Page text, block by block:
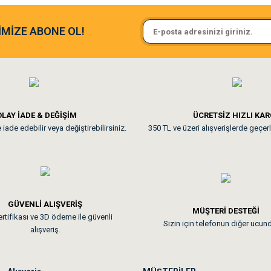
ve paketlemesine bayıldım
Sa**** On******
Pamuk için aradığım tüm
Uygun fiyatta olması iyi.
gün elime ulaştı. Jack russell köpeğim severek yedi. Tüy
ABONE OL!
İADE & DEĞİŞİM
iade edebilir veya değiştirebilirsiniz.
ÜCRETSİZ HIZLI
350 TL ve üzeri alışverişlerde
GÜVENLİ ALIŞVERİŞ
ve 3D ödeme ile güvenli
alışveriş.
MÜŞTERİ DESTEĞİ
Sizin için telefonun diğer